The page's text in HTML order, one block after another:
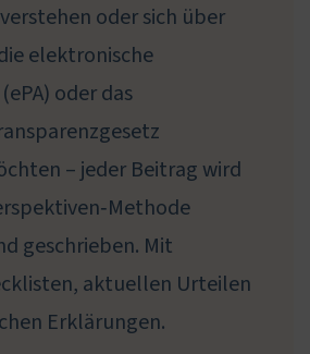
oder sich über
elektronische
oder das
– jeder Beitrag wird
geschrieben. Mit
aktuellen Urteilen
Erklärungen.